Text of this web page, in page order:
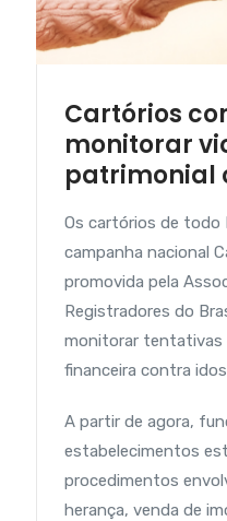
Cartórios
monitorar
patrimonial
Os cartórios de todo
campanha nacional
promovida pela
Registradores do
monitorar tentativas
financeira contra
A partir de agora,
estabelecimentos
procedimentos
herança, venda de